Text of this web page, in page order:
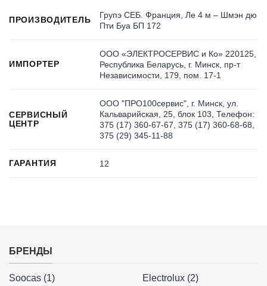
ПРОИЗВОДИТЕЛЬ
Групэ СЕБ. Франция, Ле 4 м – Шмэн дю
Пти Буа БП 172
ИМПОРТЕР
ООО «ЭЛЕКТРОСЕРВИС и Ко» 220125,
Республика Беларусь, г. Минск, пр-т
Независимости, 179, пом. 17-1
СЕРВИСНЫЙ
ЦЕНТР
ООО "ПРО100сервис", г. Минск, ул.
Кальварийская, 25, блок 103, Телефон:
375 (17) 360-67-67, 375 (17) 360-68-68,
375 (29) 345-11-88
ГАРАНТИЯ 12
БРЕНДЫ
Soocas (1)
Electrolux (2)